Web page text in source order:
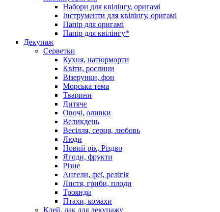
Набори для квілінгу, оригамі
Інструменти для квілінгу, оригамі
Папір для оригамі
Папір для квілінгу*
Декупаж
Серветки
Кухня, натюрморти
Квіти, рослини
Візерунки, фон
Морська тема
Тварини
Дитяче
Овочі, оливки
Великдень
Весілля, серця, любовь
Люди
Новий рік, Різдво
Ягоди, фрукти
Різне
Ангели, феї, релігія
Листя, гриби, плоди
Троянди
Птахи, комахи
Клей, лак для декупажу